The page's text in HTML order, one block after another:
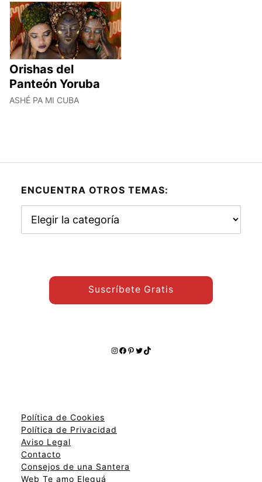
Orishas del
Panteón Yoruba
ASHÉ PA MI CUBA
ENCUENTRA OTROS TEMAS:
otros
Suscríbete Gratis
Instagram
Facebook
Pinterest
Twitter
TikTok
Política de Cookies
Política de Privacidad
Aviso Legal
Contacto
Consejos de una Santera
Web Te amo Eleguá